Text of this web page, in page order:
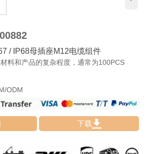
/ IP68母插座M12电缆组件
料和产品的复杂程度，通常为100PCS
ODM
下载